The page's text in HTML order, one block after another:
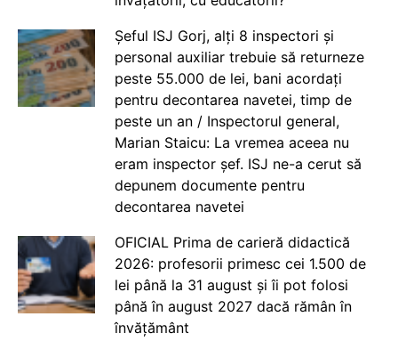
Șeful ISJ Gorj, alți 8 inspectori și
personal auxiliar trebuie să returneze
peste 55.000 de lei, bani acordați
pentru decontarea navetei, timp de
peste un an / Inspectorul general,
Marian Staicu: La vremea aceea nu
eram inspector șef. ISJ ne-a cerut să
depunem documente pentru
decontarea navetei
OFICIAL Prima de carieră didactică
2026: profesorii primesc cei 1.500 de
lei până la 31 august și îi pot folosi
până în august 2027 dacă rămân în
învățământ